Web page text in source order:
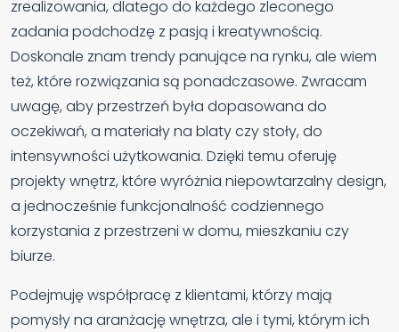
zrealizowania, dlatego do każdego zleconego
zadania podchodzę z pasją i kreatywnością.
Doskonale znam trendy panujące na rynku, ale wiem
też, które rozwiązania są ponadczasowe. Zwracam
uwagę, aby przestrzeń była dopasowana do
oczekiwań, a materiały na blaty czy stoły, do
intensywności użytkowania. Dzięki temu oferuję
projekty wnętrz, które wyróżnia niepowtarzalny design,
a jednocześnie funkcjonalność codziennego
korzystania z przestrzeni w domu, mieszkaniu czy
biurze.
Podejmuję współpracę z klientami, którzy mają
pomysły na aranżację wnętrza, ale i tymi, którym ich